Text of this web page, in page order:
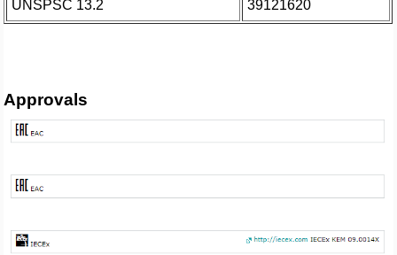
UNSPSC 13.2 39121620
Approvals